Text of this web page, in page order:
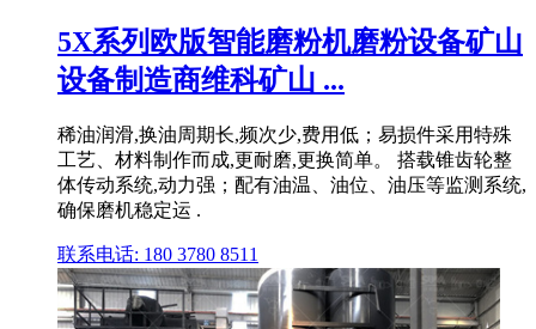
5X系列欧版智能磨粉机磨粉设备矿山
设备制造商维科矿山 ...
稀油润滑,换油周期长,频次少,费用低；易损件采用特殊
工艺、材料制作而成,更耐磨,更换简单。 搭载锥齿轮整
体传动系统,动力强；配有油温、油位、油压等监测系统,
确保磨机稳定运 .
联系电话: 180 3780 8511